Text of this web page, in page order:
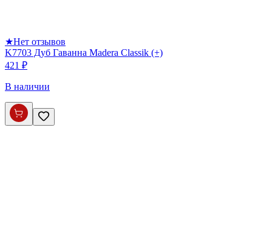
★Нет отзывов
K7703 Дуб Гаванна Madera Classik (+)
421 ₽
В наличии